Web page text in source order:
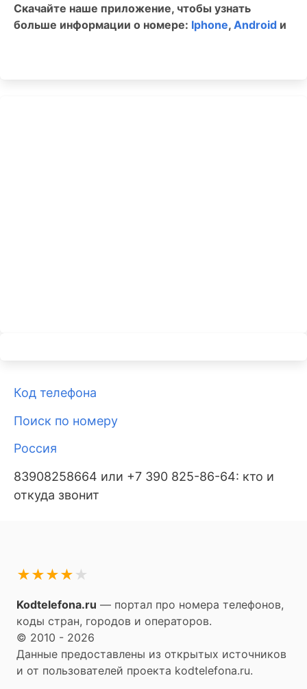
Скачайте наше приложение, чтобы узнать
больше информации о номере: Iphone, Android и
Код телефона
Поиск по номеру
Россия
83908258664 или +7 390 825-86-64: кто и
откуда звонит
★
★
★
★
★
Kodtelefona.ru — портал про номера телефонов,
коды стран, городов и операторов.
© 2010 - 2026
Данные предоставлены из открытых источников
и от пользователей проекта kodtelefona.ru.